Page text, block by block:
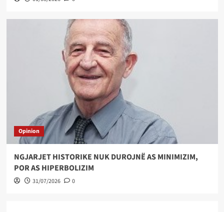
Opinion
NGJARJET HISTORIKE NUK DUROJNË AS MINIMIZIM,
POR AS HIPERBOLIZIM
31/07/2026 0